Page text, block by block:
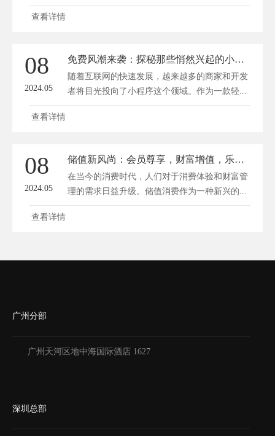
作...
查看详情
08
2024.05
免费风潮来袭：探秘那些悄然兴起的小程序商城秘籍！
随着互联网的快速发展，越来越多的商家和开发
者将目光投向了小程序这个领域。作为一款轻...
查看详情
08
2024.05
储值新风尚：会员尊享，财富增值，乐享无限
在当今的消费时代，人们对于消费体验和财富管
理的需求日益升级。储值消费作为一种新兴的...
查看详情
广州分部
广州天河区地中海国际酒店 1627
深圳总部